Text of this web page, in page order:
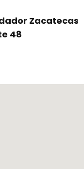
Zacatecas
48